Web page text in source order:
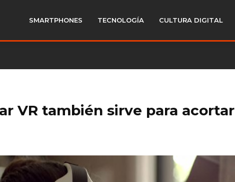
SMARTPHONES TECNOLOGÍA CULTURA DIGITAL
VR también sirve para acortar